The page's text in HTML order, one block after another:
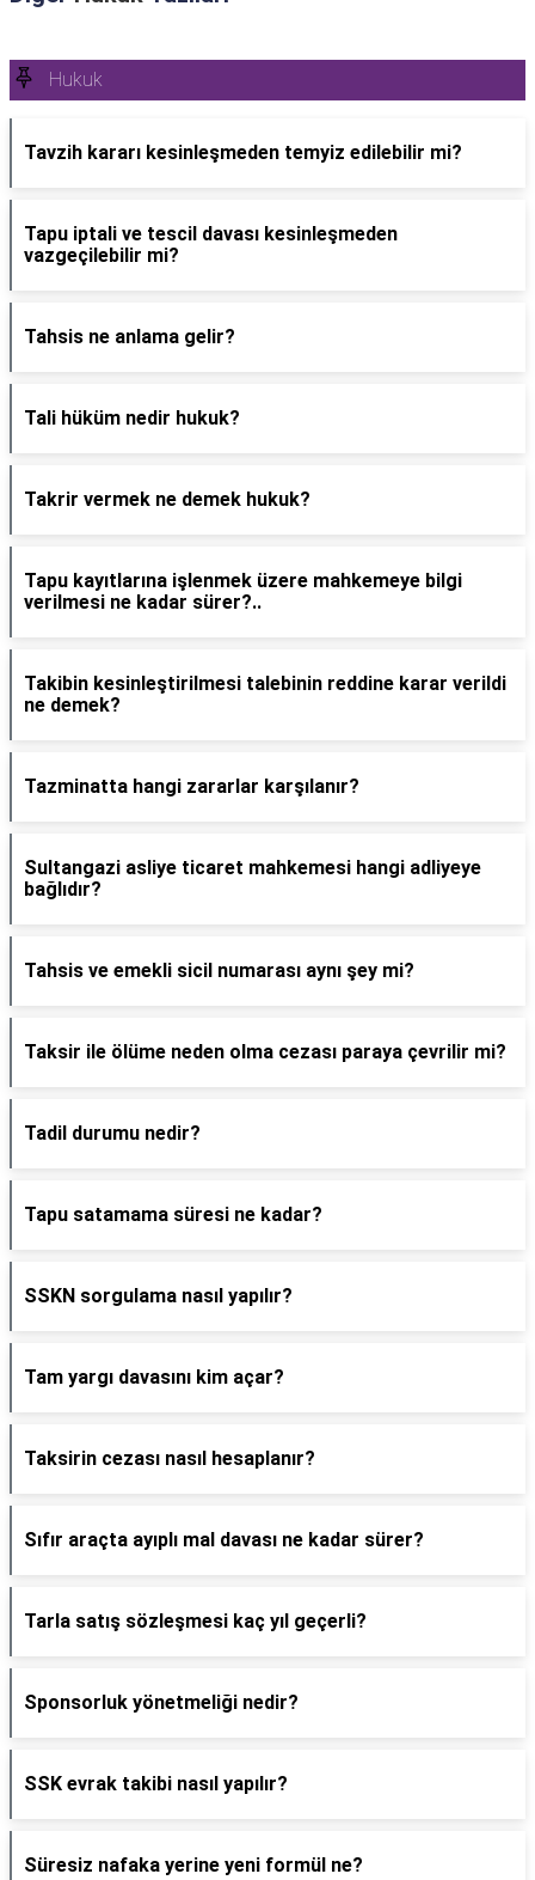
Hukuk
Tavzih kararı kesinleşmeden temyiz edilebilir mi?
Tapu iptali ve tescil davası kesinleşmeden
vazgeçilebilir mi?
Tahsis ne anlama gelir?
Tali hüküm nedir hukuk?
Takrir vermek ne demek hukuk?
Tapu kayıtlarına işlenmek üzere mahkemeye bilgi
verilmesi ne kadar sürer?..
Takibin kesinleştirilmesi talebinin reddine karar verildi
ne demek?
Tazminatta hangi zararlar karşılanır?
Sultangazi asliye ticaret mahkemesi hangi adliyeye
bağlıdır?
Tahsis ve emekli sicil numarası aynı şey mi?
Taksir ile ölüme neden olma cezası paraya çevrilir mi?
Tadil durumu nedir?
Tapu satamama süresi ne kadar?
SSKN sorgulama nasıl yapılır?
Tam yargı davasını kim açar?
Taksirin cezası nasıl hesaplanır?
Sıfır araçta ayıplı mal davası ne kadar sürer?
Tarla satış sözleşmesi kaç yıl geçerli?
Sponsorluk yönetmeliği nedir?
SSK evrak takibi nasıl yapılır?
Süresiz nafaka yerine yeni formül ne?